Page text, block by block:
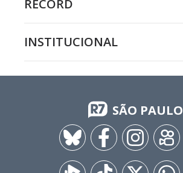
RECORD
INSTITUCIONAL
SÃO PAULO